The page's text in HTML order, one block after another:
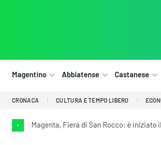
Magentino Abbiatense Castanese
CRONACA CULTURA E TEMPO LIBERO
• Magenta, Fiera di San Rocco: è iniziato